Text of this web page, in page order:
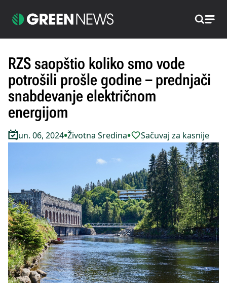
Pretraži
RZS saopštio koliko smo vode
potrošili prošle godine – prednjači
snabdevanje električnom
energijom
Jun. 06, 2024•Životna Sredina• Sačuvaj za kasnije